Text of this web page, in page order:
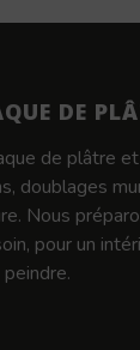
DE
de plâtre
doublages
Nous
pour un